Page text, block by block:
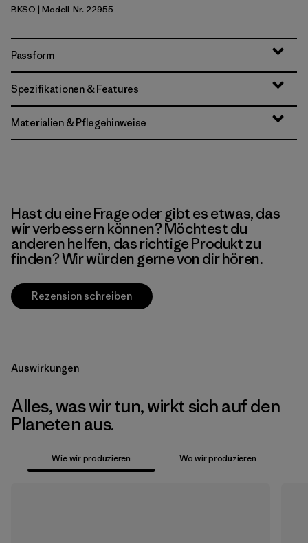
Black Solid
BKSO | Modell-Nr. 22955
Passform
Spezifikationen & Features
Materialien & Pflegehinweise
Hast du eine Frage oder gibt es etwas, das
wir verbessern können? Möchtest du
anderen helfen, das richtige Produkt zu
finden? Wir würden gerne von dir hören.
Rezension schreiben
Auswirkungen
Alles, was wir tun, wirkt sich auf den
Planeten aus.
Wie wir produzieren Wo wir produzieren